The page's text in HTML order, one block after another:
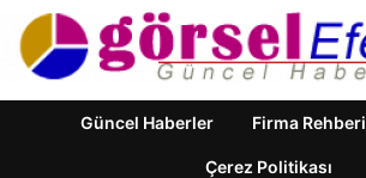
Güncel Haberler Firma Rehberi
Çerez Politikası